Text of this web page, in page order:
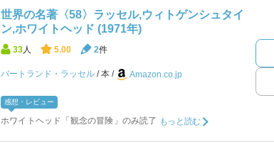
世界の名著〈58〉ラッセル,ウィトゲンシュタイ
ン,ホワイトヘッド (1971年)
33 人 5.00 2件
バートランド・ラッセル 本 Amazon.co.jp
感想・レビュー
ホワイトヘッド「観念の冒険」のみ読了 もっと読む